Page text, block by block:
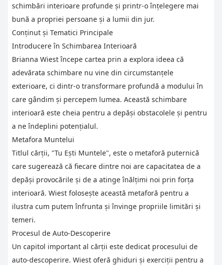
schimbări interioare profunde și printr-o înțelegere mai
bună a propriei persoane și a lumii din jur.
Conținut și Tematici Principale
Introducere în Schimbarea Interioară
Brianna Wiest începe cartea prin a explora ideea că
adevărata schimbare nu vine din circumstanțele
exterioare, ci dintr-o transformare profundă a modului în
care gândim și percepem lumea. Această schimbare
interioară este cheia pentru a depăși obstacolele și pentru
a ne îndeplini potențialul.
Metafora Muntelui
Titlul cărții, "Tu Ești Muntele", este o metaforă puternică
care sugerează că fiecare dintre noi are capacitatea de a
depăși provocările și de a atinge înălțimi noi prin forța
interioară. Wiest folosește această metaforă pentru a
ilustra cum putem înfrunta și învinge propriile limitări și
temeri.
Procesul de Auto-Descoperire
Un capitol important al cărții este dedicat procesului de
auto-descoperire. Wiest oferă ghiduri și exerciții pentru a